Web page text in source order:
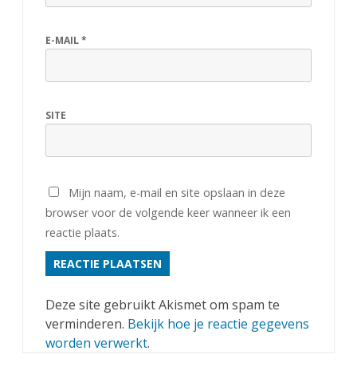
E-MAIL*
SITE
Mijn naam, e-mail en site opslaan in deze
browser voor de volgende keer wanneer ik een
reactie plaats.
Deze site gebruikt Akismet om spam te
verminderen. Bekijk hoe je reactie gegevens
worden verwerkt.